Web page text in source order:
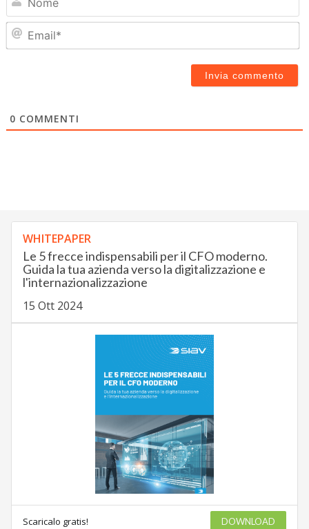
0 COMMENTI
WHITEPAPER
Le 5 frecce indispensabili per il CFO moderno.
Guida la tua azienda verso la digitalizzazione e
l'internazionalizzazione
15 Ott 2024
Scaricalo gratis! DOWNLOAD